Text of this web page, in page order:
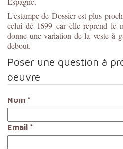
L'estampe de Dossier est plus
celui de 1699 car elle reprend le
donne une variation de la veste à
debout.
Poser une question à
oeuvre
Nom *
Email *